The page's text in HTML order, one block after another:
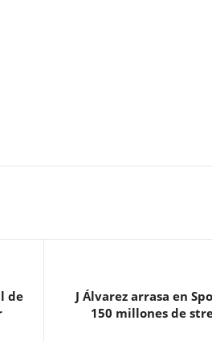
de
J Álvarez arrasa en
150 millones de